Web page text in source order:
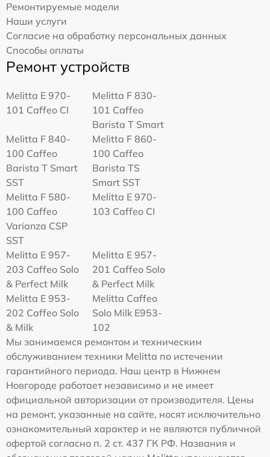
Ремонтируемые модели
Наши услуги
Согласие на обработку персональных данных
Способы оплаты
Ремонт устройств
Melitta Е 970-
101 Caffeo CI
Melitta F 830-
101 Caffeo
Barista T Smart
Melitta F 840-
100 Caffeo
Barista T Smart
SST
Melitta F 860-
100 Caffeo
Barista TS
Smart SST
Melitta F 580-
100 Caffeo
Varianza CSP
SST
Melitta Е 970-
103 Caffeo CI
Melitta E 957-
203 Caffeo Solo
& Perfect Milk
Melitta E 957-
201 Caffeo Solo
& Perfect Milk
Melitta Е 953-
202 Caffeo Solo
& Milk
Melitta Caffeo
Solo Milk E953-
102
Мы занимаемся ремонтом и техническим
обслуживанием техники Melitta по истечении
гарантийного периода. Наш центр в Нижнем
Новгороде работает независимо и не имеет
официальной авторизации от производителя. Цены
на ремонт, указанные на сайте, носят исключительно
ознакомительный характер и не являются публичной
офертой согласно п. 2 ст. 437 ГК РФ. Названия и